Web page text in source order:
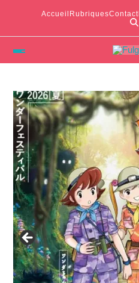
Accueil RubriquesContact